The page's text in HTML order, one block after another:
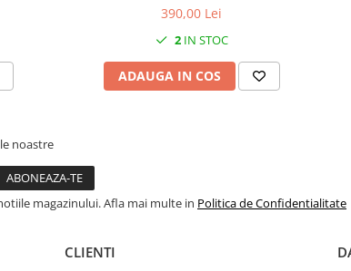
390,00 Lei
2IN STOC
ADAUGA IN COS
noastre
magazinului. Afla mai multe in Politica de Confidentialitate
CLIENTI